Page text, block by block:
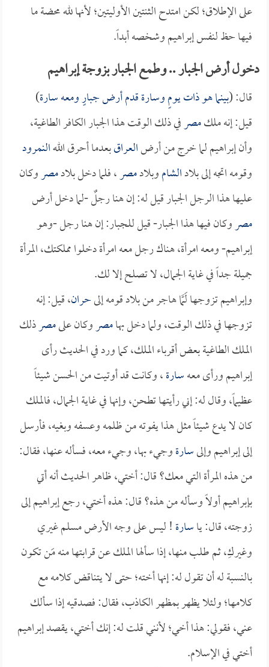
على الإطلاق؛ لكن امتدح الثنتين الأوليتين؛ لأنها لله محضة ما
فيها حظ لنفس إبراهيم وشخصه أبداً.
دخول أرض الجبار .. وطمع الجبار بزوجة إبراهيم
قال: (بينما هو ذات يومٍ وسارةقدم أرض جبارٍ ومعهسارة)
قيل: إنه ملكمصرفي ذلك الوقت هذا الجبار الكافر الطاغية،
وأن إبراهيم لما خرج من أرضالعراقبعدما أحرق اللهالنمرود
وقومه اتجه إلى بلادالشاموبلادمصر، فلما دخل بلادمصروكان
عليها هذا الرجل الجبار قيل له: إن هنا رجلٌ -لما دخل أرض
مصروكان فيها هذا الجبار- قيل للجبار: إن هنا رجل -وهو
إبراهيم- ومعه امرأة، هناك رجل معه امرأة دخلوا مملكتك، المرأة
جميلة جداً في غاية الجمال، لا تصلح إلا لك.
وإبراهيم تزوجها لَمَّا هاجر من بلاد قومه إلىحران، قيل: إنه
تزوجها في ذلك الوقت، ولما دخل بهامصروكان علىمصرذلك
الملك الطاغية بعض أقرباء الملك، كما ورد في الحديث رأى
إبراهيم ورأى معهسارة، وكانت قد أوتيت من الحسن شيئاً
عظيماً، وقال له: إني رأيتها تطحن، وإنها في غاية الجمال، فالملك
كان لا يدع شيئاً مثل هذا يفوته من ظلمه وعسفه وبغيه، فأرسل
إلى إبراهيم وإلىسارةوجيء بها، وجيء معه، فسأله عنها، فقال:
من هذه المرأة التي معك؟ قال: أختي، ظاهر الحديث أنه أتي
بإبراهيم أولاً وسأله من هذه؟ قال: هذه أختي، رجع إبراهيم إلى
زوجته، قال: ياسارة! ليس على وجه الأرض مسلم غيري
وغيركِ، ثم طلب منها، إذا سألها الملك عن قرابتها منه مَن تكون
بالنسبة له أن تقول له: إنها أخته؛ حتى لا يتناقض كلامه مع
كلامها؛ ولئلا يظهر بمظهر الكاذب، فقال: فصدقيه إذا سألك
عني، فقولي: هذا أخي؛ لأنني قلت له: إنك أختي، يقصد إبراهيم
أختي في الإسلام.